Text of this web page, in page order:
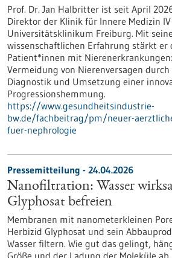
Prof. Dr. Jan Halbritter ist seit April
Direktor der Klinik für Innere Medizin
Universitätsklinikum Freiburg. Mit
wissenschaftlichen Erfahrung stärkt er
Patient*innen mit
Vermeidung von Nierenversagen
Diagnostik und Umsetzung einer
Progressionshemmung.
https://www.gesundheitsindustrie-
bw.de/fachbeitrag/pm/neuer-
fuer-nephrologie
Pressemitteilung - 24.04.2026
Nanofiltration: Wasser
Glyphosat befreien
Membranen mit nanometerkleinen
Herbizid Glyphosat und sein
Wasser filtern. Wie gut das gelingt,
Größe und der Ladung der Moleküle